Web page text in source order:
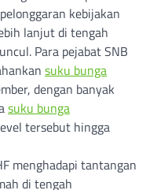
kebijakan
lanjut di tengah
Para pejabat SNB
suku bunga
dengan banyak
suku bunga
tersebut hingga
menghadapi tantangan
di tengah